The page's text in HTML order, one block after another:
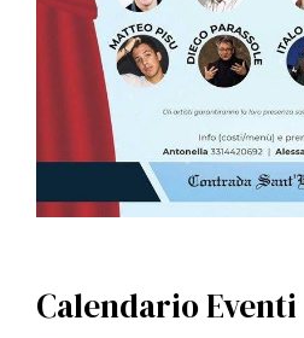
Calendario Eventi